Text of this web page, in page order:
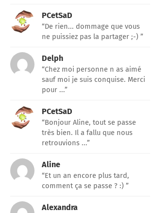
PCetSaD
“De rien... dommage que vous
ne puissiez pas la partager ;-) ”
Delph
“Chez moi personne n as aimé
sauf moi je suis conquise. Merci
pour ...”
PCetSaD
“Bonjour Aline, tout se passe
très bien. Il a fallu que nous
retrouvions ...”
Aline
“Et un an encore plus tard,
comment ça se passe ? :) ”
Alexandra